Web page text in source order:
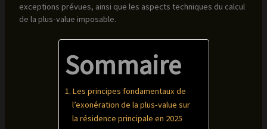
exceptions prévues, ainsi que les aspects techniques du calcul
de la plus-value imposable.
Sommaire
Les principes fondamentaux de
l’exonération de la plus-value sur
la résidence principale en 2025